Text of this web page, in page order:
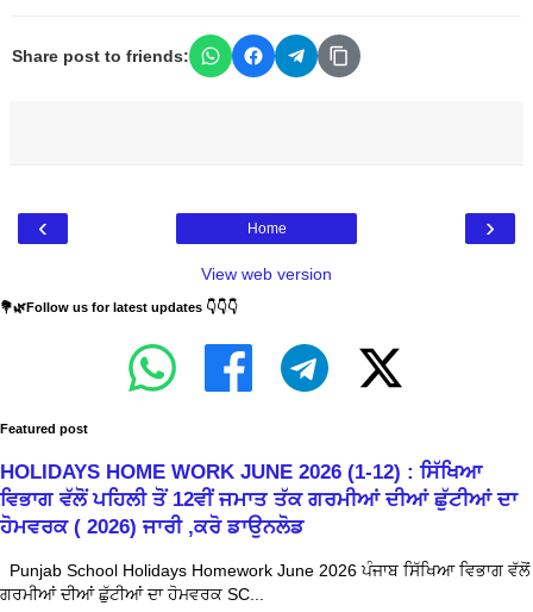
Share post to friends:
‹ ›
Home
View web version
💐🌿Follow us for latest updates 👇👇👇
Featured post
HOLIDAYS HOME WORK JUNE 2026 (1-12) : ਸਿੱਖਿਆ
ਵਿਭਾਗ ਵੱਲੋਂ ਪਹਿਲੀ ਤੋਂ 12ਵੀਂ ਜਮਾਤ ਤੱਕ ਗਰਮੀਆਂ ਦੀਆਂ ਛੁੱਟੀਆਂ ਦਾ
ਹੋਮਵਰਕ ( 2026) ਜਾਰੀ ,ਕਰੋ ਡਾਉਨਲੋਡ
Punjab School Holidays Homework June 2026 ਪੰਜਾਬ ਸਿੱਖਿਆ ਵਿਭਾਗ ਵੱਲੋਂ
ਗਰਮੀਆਂ ਦੀਆਂ ਛੁੱਟੀਆਂ ਦਾ ਹੋਮਵਰਕ SC...